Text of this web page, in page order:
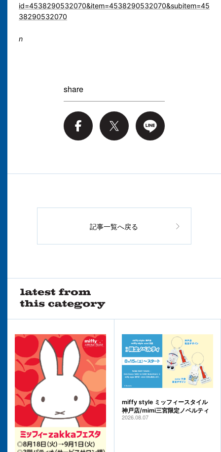
id=4538290532070&item=4538290532070&subitem=45
38290532070
n
share
記事一覧へ戻る
miffy style ミッフィースタイル
神戸店/mimi三宮限定ノベルティ
2026.08.07